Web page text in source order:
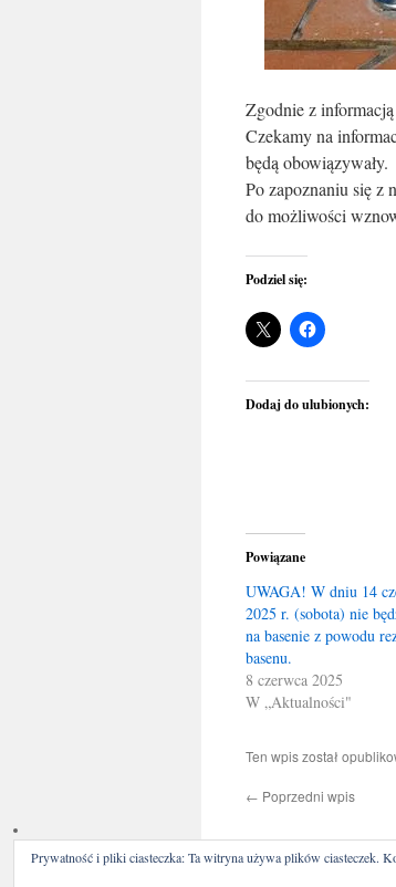
Zgodnie z
Czekamy na
będą obowiązywały.
Po zapoznaniu się z
do możliwości
Podziel się:
Dodaj do ulubionych:
Powiązane
UWAGA! W dniu 14
2025 r. (sobota) nie
na basenie z powodu
basenu.
8 czerwca 2025
W „Aktualności"
Ten wpis został
← Poprzedni wpis
Prywatność i pliki ciasteczka: Ta witryna używa plików ciasteczek.